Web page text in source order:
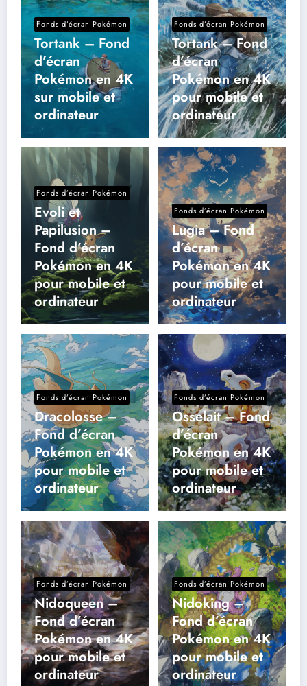
Fonds d’écran Pokémon
Tortank – Fond
d’écran
Pokémon en 4K
sur mobile et
ordinateur
Fonds d’écran Pokémon
Tortank – Fond
d’écran
Pokémon en 4K
pour mobile et
ordinateur
Fonds d’écran Pokémon
Evoli et
Papilusion –
Fond d’écran
Pokémon en 4K
pour mobile et
ordinateur
Fonds d’écran Pokémon
Lugia – Fond
d’écran
Pokémon en 4K
pour mobile et
ordinateur
Fonds d’écran Pokémon
Dracolosse –
Fond d’écran
Pokémon en 4K
pour mobile et
ordinateur
Fonds d’écran Pokémon
Osselait – Fond
d’écran
Pokémon en 4K
pour mobile et
ordinateur
Fonds d’écran Pokémon
Nidoqueen –
Fond d’écran
Pokémon en 4K
pour mobile et
ordinateur
Fonds d’écran Pokémon
Nidoking –
Fond d’écran
Pokémon en 4K
pour mobile et
ordinateur